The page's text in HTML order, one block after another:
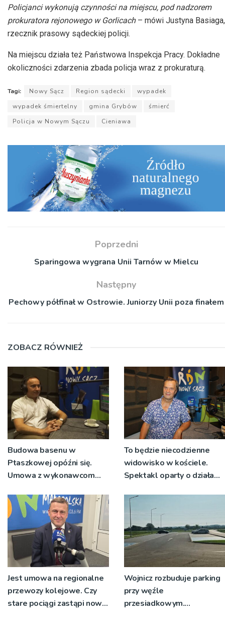
Policjanci wykonują czynności na miejscu, pod nadzorem
prokuratora rejonowego w Gorlicach– mówi Justyna Basiaga,
rzecznik prasowy sądeckiej policji.
Na miejscu działa też Państwowa Inspekcja Pracy. Dokładne
okoliczności zdarzenia zbada policja wraz z prokuraturą.
Tagi: Nowy Sącz Region sądecki
wypadek
wypadek śmiertelny
gmina Grybów
śmierć
Policja w Nowym Sączu
Cieniawa
Poprzedni
Sparingowa wygrana Unii Tarnów w Mielcu
Następny
Pechowy półfinał w Ostrowie. Juniorzy Unii poza finałem
ZOBACZ RÓWNIEŻ
Budowa basenu w
Ptaszkowej opóźni się.
Umowa z wykonawcom
nie zostanie podpisana
To będzie niecodzienne
widowisko w kościele.
Spektakl oparty o działa
Jest umowa na regionalne
przewozy kolejowe. Czy
stare pociągi zastąpi nowy
Wojnicz rozbuduje parking
przy węźle
przesiadkowym.